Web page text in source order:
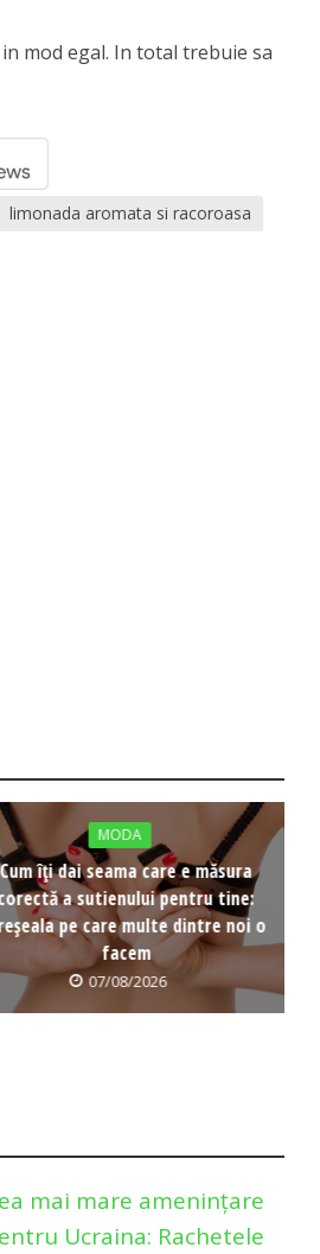
mod egal. In total trebuie sa
limonada aromata si racoroasa
MODA
Cum îți dai seama care e măsura
a sutienului pentru tine:
pe care multe dintre noi o
facem
07/08/2026
mai mare amenințare
Ucraina: Rachetele